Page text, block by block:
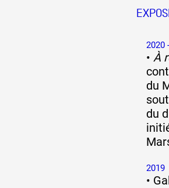
Actions
Visites
2020
• À
du
du
2019
•